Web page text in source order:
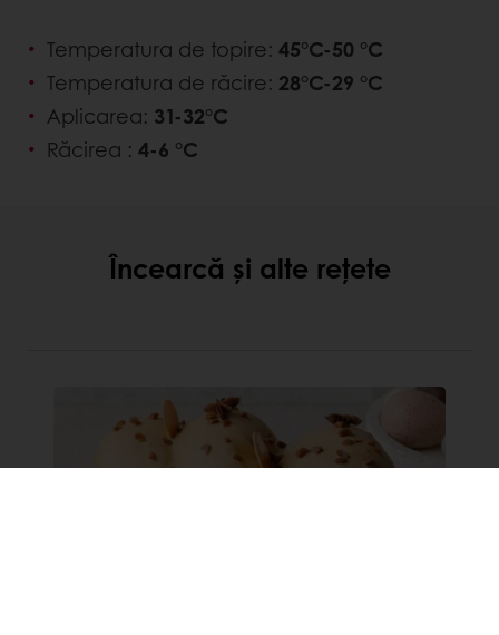
Temperatura de topire: 45°C-50 °C
Temperatura de răcire: 28°C-29 °C
Aplicarea: 31-32°C
Răcirea : 4-6 °C
Încearcă și alte rețete